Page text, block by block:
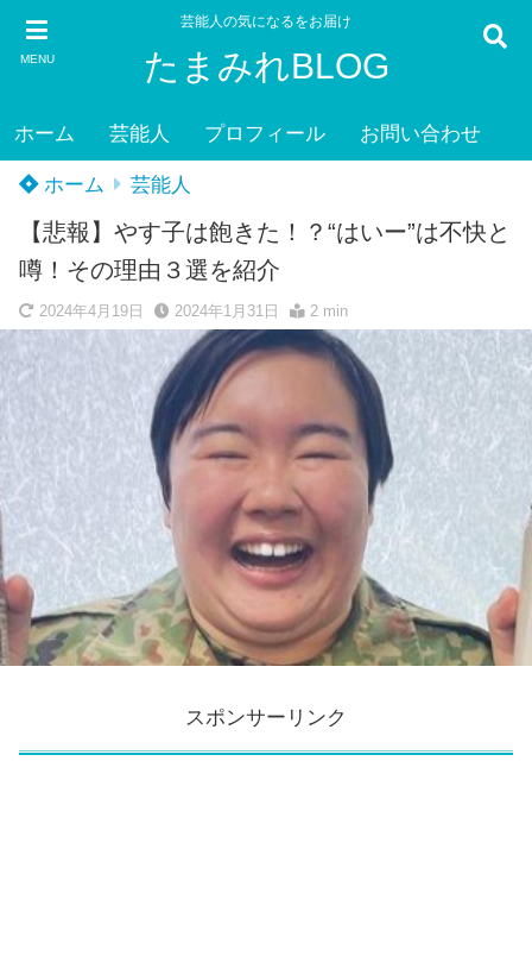
MENU
芸能人の気になるをお届け
たまみれBLOG
ホーム 芸能人 プロフィール お問い合わせ
ホーム 芸能人
【悲報】やす子は飽きた！？“はいー”は不快と
噂！その理由３選を紹介
2024年4月19日 2024年1月31日 2 min
スポンサーリンク